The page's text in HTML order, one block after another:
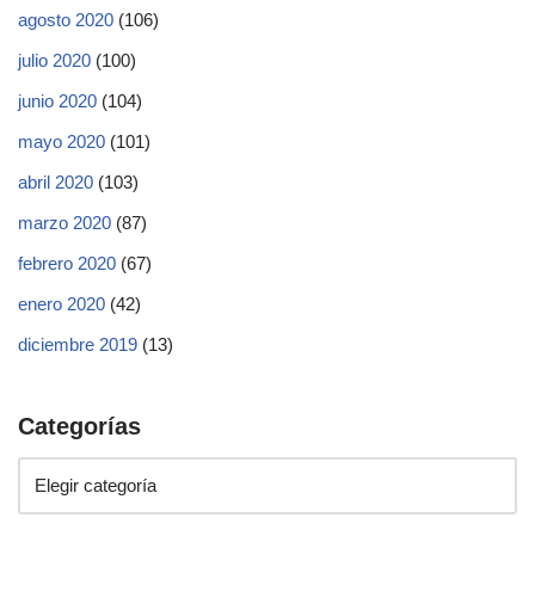
agosto 2020 (106)
julio 2020 (100)
junio 2020 (104)
mayo 2020 (101)
abril 2020 (103)
marzo 2020 (87)
febrero 2020 (67)
enero 2020 (42)
diciembre 2019 (13)
Categorías